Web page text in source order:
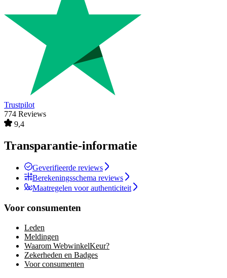
Trustpilot
774 Reviews
9,4
Transparantie-informatie
Geverifieerde reviews
Berekeningsschema reviews
Maatregelen voor authenticiteit
Voor consumenten
Leden
Meldingen
Waarom WebwinkelKeur?
Zekerheden en Badges
Voor consumenten